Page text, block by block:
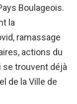
Boulageois.
la
ramassage
actions du
se trouvent déjà
de la Ville de